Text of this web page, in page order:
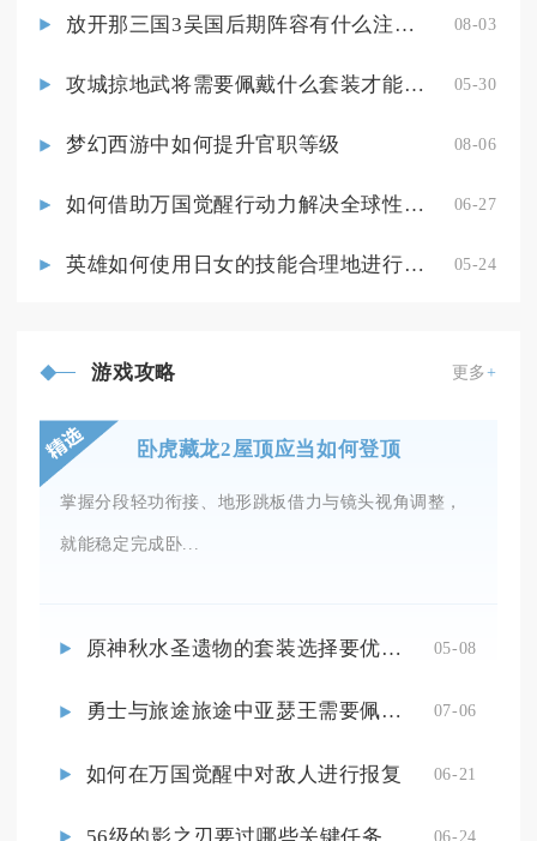
放开那三国3吴国后期阵容有什么注意事项 08-03
攻城掠地武将需要佩戴什么套装才能获胜 05-30
梦幻西游中如何提升官职等级 08-06
如何借助万国觉醒行动力解决全球性问题 06-27
英雄如何使用日女的技能合理地进行团控 05-24
游戏攻略 更多+
卧虎藏龙2屋顶应当如何登顶
掌握分段轻功衔接、地形跳板借力与镜头视角调整，
就能稳定完成卧...
原神秋水圣遗物的套装选择要优先考虑什么 05-08
勇士与旅途旅途中亚瑟王需要佩戴哪些符文 07-06
如何在万国觉醒中对敌人进行报复 06-21
06-24